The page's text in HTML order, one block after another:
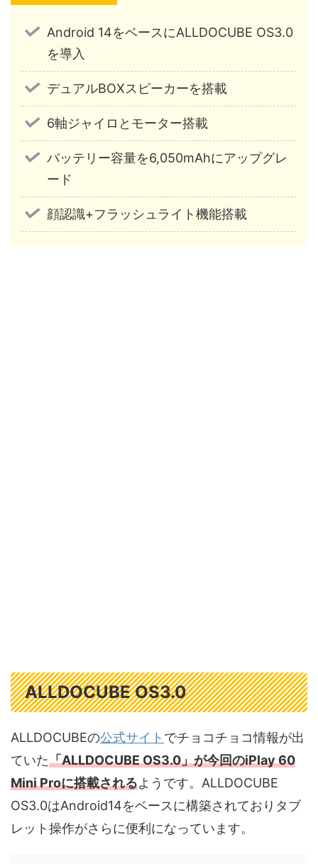
Android 14をベースにALLDOCUBE OS3.0
を導入
デュアルBOXスピーカーを搭載
6軸ジャイロとモーター搭載
バッテリー容量を6,050mAhにアップグレ
ード
顔認識+フラッシュライト機能搭載
ALLDOCUBE OS3.0
ALLDOCUBEの公式サイト でチョコチョコ情報が出
ていた「ALLDOCUBE OS3.0」が今回のiPlay 60
Mini Proに搭載されるようです。ALLDOCUBE
OS3.0はAndroid14をベースに構築されておりタブ
レット操作がさらに便利になっています。